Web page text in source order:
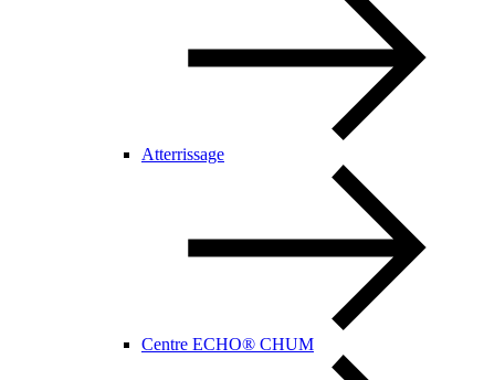
Atterrissage
Centre ECHO® CHUM